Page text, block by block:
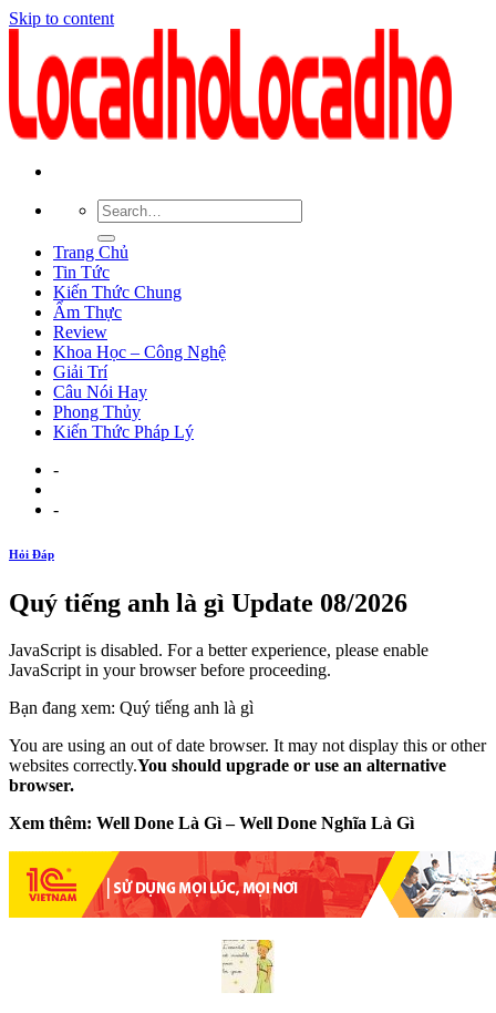
Skip to content
Trang Chủ
Tin Tức
Kiến Thức Chung
Ẩm Thực
Review
Khoa Học – Công Nghệ
Giải Trí
Câu Nói Hay
Phong Thủy
Kiến Thức Pháp Lý
-
-
Hỏi Đáp
Quý tiếng anh là gì Update 08/2026
JavaScript is disabled. For a better experience, please enable
JavaScript in your browser before proceeding.
Bạn đang xem: Quý tiếng anh là gì
You are using an out of date browser. It may not display this or other
websites correctly.You should upgrade or use an alternative
browser.
Xem thêm: Well Done Là Gì – Well Done Nghĩa Là Gì